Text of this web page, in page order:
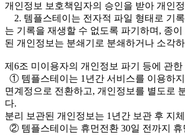
개인정보 보호책임자의 승인을 받아 개인
2. 템플스테이는 전자적 파일 형태로 기록
는 기록을 재생할 수 없도록 파기하며, 종이
된 개인정보는 분쇄기로 분쇄하거나 소각
제6조 미이용자의 개인정보 파기 등에 관한
① 템플스테이는 1년간 서비스를 이용하
면계정으로 전환하고, 개인정보를 별도로
다.
분리 보관된 개인정보는 1년간 보관 후 지
② 템플스테이는 휴먼전환 30일 전까지 휴